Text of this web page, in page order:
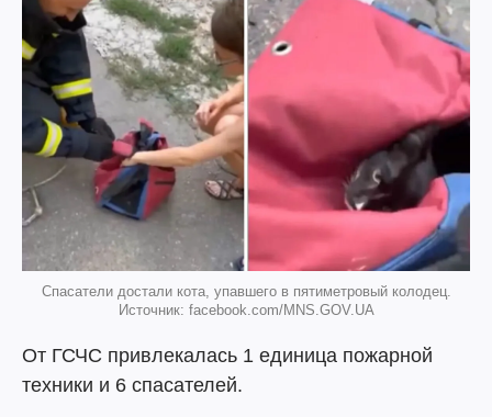
Спасатели достали кота, упавшего в пятиметровый колодец.
Источник: facebook.com/MNS.GOV.UA
От ГСЧС привлекалась 1 единица пожарной
техники и 6 спасателей.